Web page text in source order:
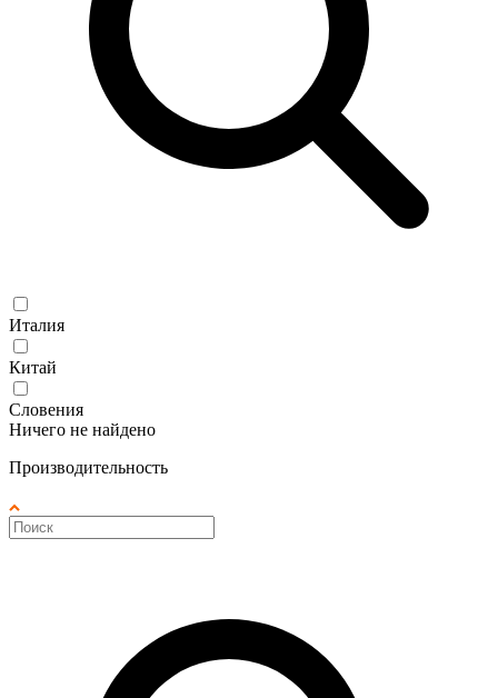
Италия
Китай
Словения
Ничего не найдено
Производительность